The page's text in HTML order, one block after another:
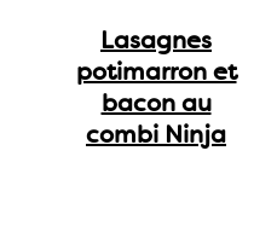
Lasagnes
potimarron et
bacon au
combi Ninja